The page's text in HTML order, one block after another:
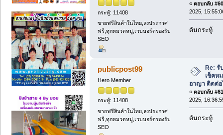
กระทู้: 11408
ขายฟรีสินค้าในไทย,ลงประกาศ
ฟรี,ทุกหมวดหมู่,เวบบอร์ดรองรับ
SEO
« ตอบกลับ
2025,
ดันกระทู้
publicpost99
Hero Member
กระทู้: 11408
ขายฟรีสินค้าในไทย,ลงประกาศ
ฟรี,ทุกหมวดหมู่,เวบบอร์ดรองรับ
SEO
Re: รั
เช็คห
อาญา ติดต่อ
« ตอบกลับ
2025,
ดันกระทู้